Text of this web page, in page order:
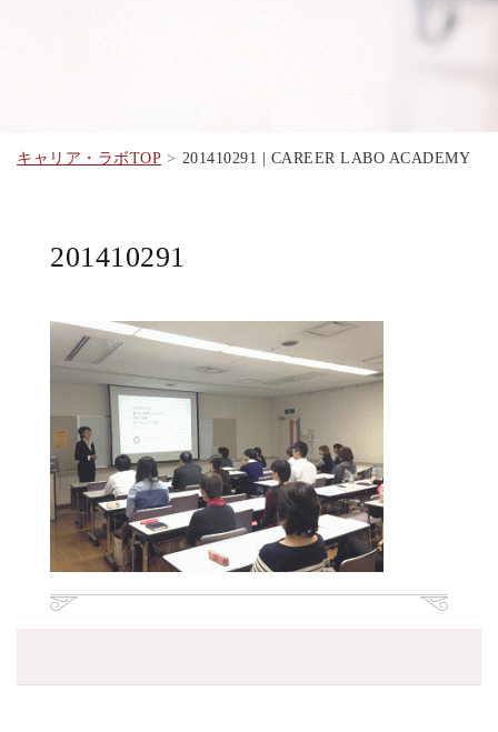
キャリア・ラボTOP 201410291 | CAREER LABO ACADEMY
201410291